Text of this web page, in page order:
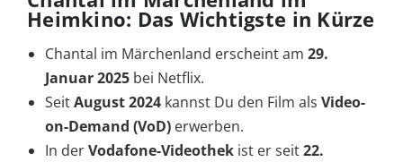
Heimkino: Das Wichtigste in Kürze
Chantal im Märchenland erscheint am 29.
Januar 2025 bei Netflix.
SeitAugust 2024 kannst Du den Film als Video-
on-Demand (VoD) erwerben.
In derVodafone-Videothek ist er seit22.